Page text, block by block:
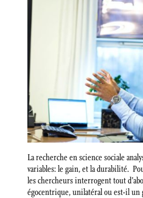
La recherche en science sociale
variables: le gain, et la durabilité.
les chercheurs interrogent tout
égocentrique, unilatéral ou est-il un